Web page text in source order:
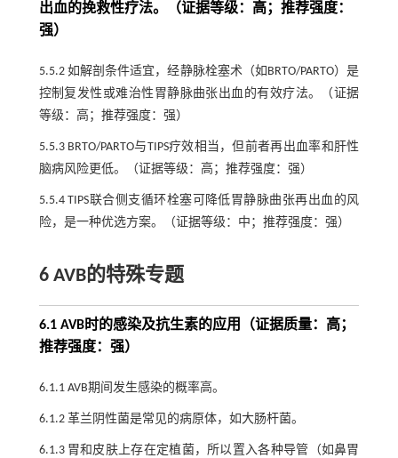
出血的挽救性疗法。（证据等级：高；推荐强度：
强）
5.5.2 如解剖条件适宜，经静脉栓塞术（如BRTO/PARTO）是
控制复发性或难治性胃静脉曲张出血的有效疗法。（证据
等级：高；推荐强度：强）
5.5.3 BRTO/PARTO与TIPS疗效相当，但前者再出血率和肝性
脑病风险更低。（证据等级：高；推荐强度：强）
5.5.4 TIPS联合侧支循环栓塞可降低胃静脉曲张再出血的风
险，是一种优选方案。（证据等级：中；推荐强度：强）
6 AVB的特殊专题
6.1 AVB时的感染及抗生素的应用（证据质量：高；
推荐强度：强）
6.1.1 AVB期间发生感染的概率高。
6.1.2 革兰阴性菌是常见的病原体，如大肠杆菌。
6.1.3 胃和皮肤上存在定植菌，所以置入各种导管（如鼻胃